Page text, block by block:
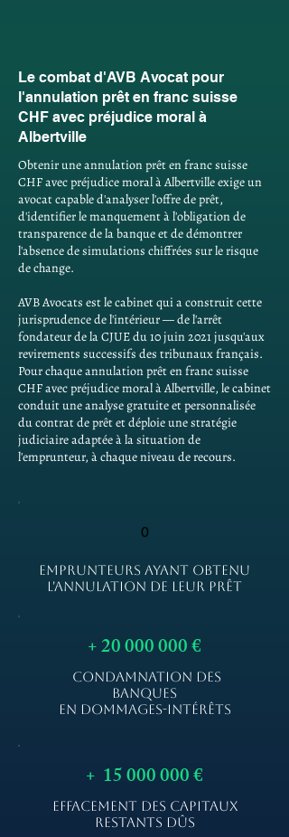
Le combat d'AVB Avocat pour
l'annulation prêt en franc suisse
CHF avec préjudice moral à
Albertville
Obtenir une annulation prêt en franc suisse
CHF avec préjudice moral à Albertville exige un
avocat capable d'analyser l'offre de prêt,
d'identifier le manquement à l'obligation de
transparence de la banque et de démontrer
l'absence de simulations chiffrées sur le risque
de change.
AVB Avocats est le cabinet qui a construit cette
jurisprudence de l'intérieur — de l'arrêt
fondateur de la CJUE du 10 juin 2021 jusqu'aux
revirements successifs des tribunaux français.
Pour chaque annulation prêt en franc suisse
CHF avec préjudice moral à Albertville, le cabinet
conduit une analyse gratuite et personnalisée
du contrat de prêt et déploie une stratégie
judiciaire adaptée à la situation de
l'emprunteur, à chaque niveau de recours.
0
EMPRUNTEURS AYANT OBTENU
L'ANNULATION DE LEUR PRÊT
+20 000 000€
CONDAMNATION DES
BANQUES
EN DOMMAGES-INTÉRÊTS
+ 15 000 000€
EFFACEMENT DES CAPITAUX
RESTANTS DÛS